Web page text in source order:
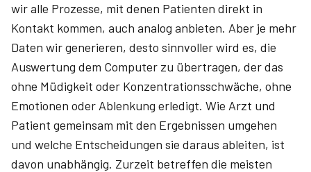
wir alle Prozesse, mit denen Patienten direkt in
Kontakt kommen, auch analog anbieten. Aber je mehr
Daten wir generieren, desto sinnvoller wird es, die
Auswertung dem Computer zu übertragen, der das
ohne Müdigkeit oder Konzentrationsschwäche, ohne
Emotionen oder Ablenkung erledigt. Wie Arzt und
Patient gemeinsam mit den Ergebnissen umgehen
und welche Entscheidungen sie daraus ableiten, ist
davon unabhängig. Zurzeit betreffen die meisten